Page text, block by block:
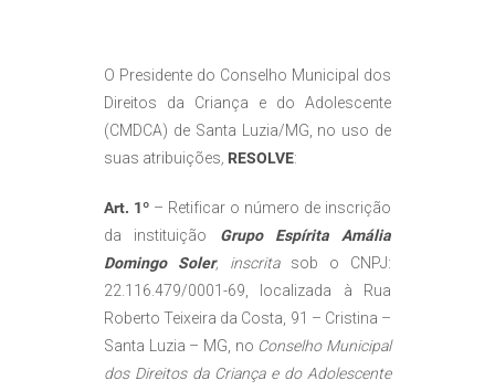
O Presidente do Conselho Municipal dos
Direitos da Criança e do Adolescente
(CMDCA) de Santa Luzia/MG, no uso de
suas atribuições, RESOLVE:
Art. 1º – Retificar o número de inscrição
da instituição Grupo Espírita Amália
Domingo Soler, inscrita sob o CNPJ:
22.116.479/0001-69, localizada à Rua
Roberto Teixeira da Costa, 91 – Cristina –
Santa Luzia – MG, no Conselho Municipal
dos Direitos da Criança e do Adolescente